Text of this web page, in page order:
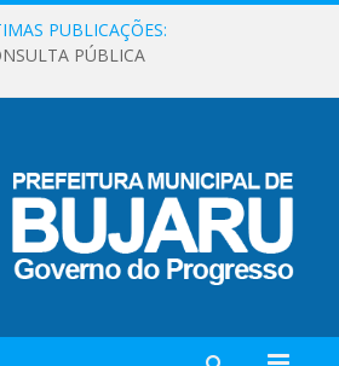
PUBLICAÇÕES:
PÚBLICA